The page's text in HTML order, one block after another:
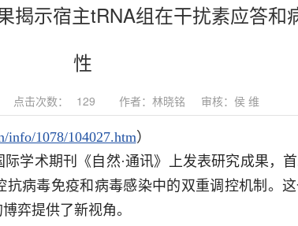
揭示宿主tRNA组在干扰素应答和
性
点击次数： 129 作者：林晓铭 审核：侯 维
info/1078/104027.htm）
学术期刊《自然·通讯》上发表研究成果，
抗病毒免疫和病毒感染中的双重调控机制。
弈提供了新视角。